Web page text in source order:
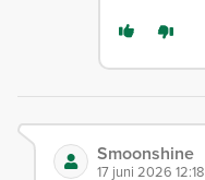
Smoonshine
17 juni 2026 12:18